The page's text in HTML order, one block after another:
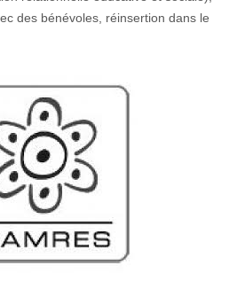
des bénévoles, réinsertion dans le